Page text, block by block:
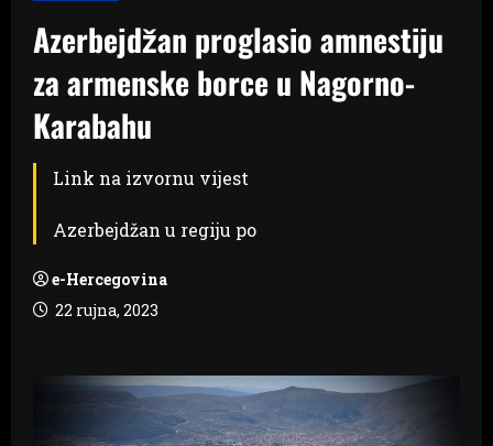
Azerbejdžan proglasio amnestiju
za armenske borce u Nagorno-
Karabahu
Link na izvornu vijest
Azerbejdžan u regiju po
e-Hercegovina
22 rujna, 2023